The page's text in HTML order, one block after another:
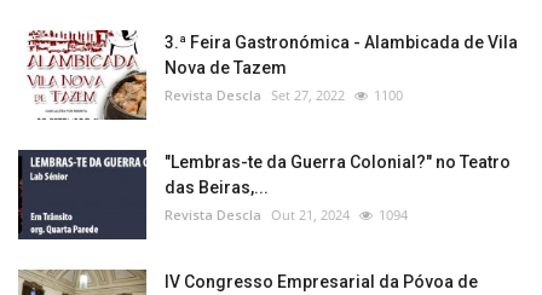
3.ª Feira Gastronómica - Alambicada de Vila
Nova de Tazem
Revista Descla Set 27, 2022 1100
"Lembras-te da Guerra Colonial?" no Teatro
das Beiras,...
Revista Descla Out 21, 2024 1094
IV Congresso Empresarial da Póvoa de